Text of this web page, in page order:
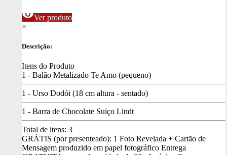
visibilityVer produto
×
Descrição:
Itens do Produto
1 - Balão Metalizado Te Amo (pequeno)
1 - Urso Dodói (18 cm altura - sentado)
1 - Barra de Chocolate Suiço Lindt
Total de itens: 3
GRÁTIS (por presenteado): 1 Foto Revelada + Cartão de
Mensagem produzido em papel fotográfico Entrega